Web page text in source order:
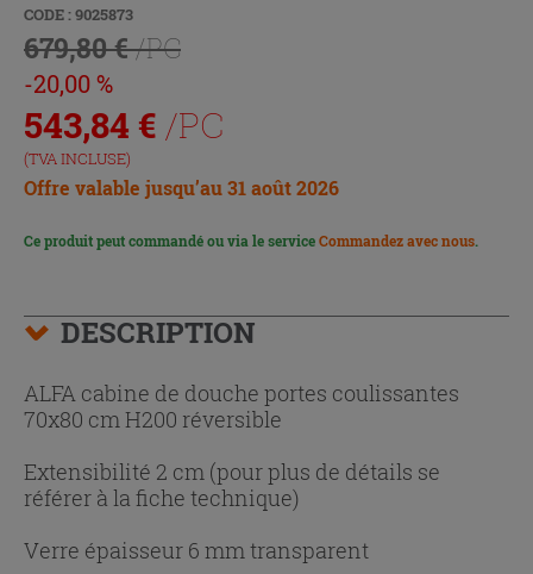
CODE : 9025873
679,80 €/PC
-20,00 %
543,84 € /PC
(TVA INCLUSE)
Offre valable jusqu’au 31 août 2026
Ce produit peut commandé ou via le serviceCommandez avec nous.
DESCRIPTION
ALFA cabine de douche portes coulissantes
70x80 cm H200 réversible
Extensibilité 2 cm (pour plus de détails se
référer à la fiche technique)
Verre épaisseur 6 mm transparent